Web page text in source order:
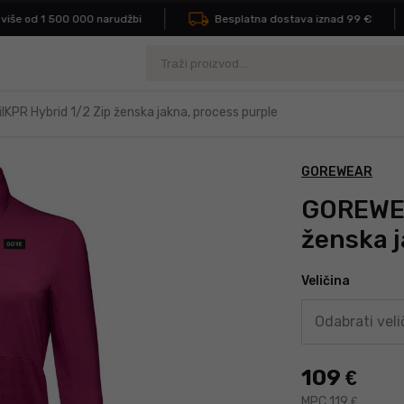
od 1 500 000 narudžbi Besplatna dostava iznad 99 €
Hybrid 1/2 Zip ženska jakna, process purple
GOREWEAR
ženska
Veličina
Odabrati
109 €